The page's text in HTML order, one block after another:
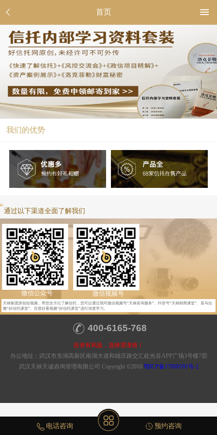
首页
我们的优势
通过以下渠道全面了解我们
微信公众号 微信视频号
天禄集团原创短视频，带您全方位了解信托，您可以通过我司微信视频号“天禄咨询服务”、抖音号“天禄财商课堂”、喜马拉
雅“好信托课堂”、百度好看视频“好信托课堂”进行深度学习。
400-6165-768
投资有风险，选择需谨慎！
办公地址：武汉市东湖高新区南湖大道和雄庄路交汇处光谷APP广场3号楼7层
武汉天禄天诚咨询管理有限公司 Copyright ©2016 鄂ICP备17000591号-2
电话咨询 预约咨询